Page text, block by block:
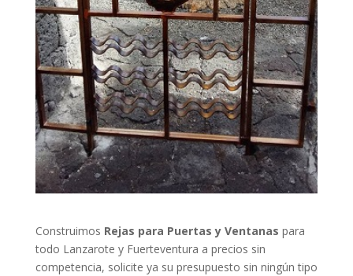
Construimos Rejas para Puertas y Ventanas para
todo Lanzarote y Fuerteventura a precios sin
competencia, solicite ya su presupuesto sin ningún tipo